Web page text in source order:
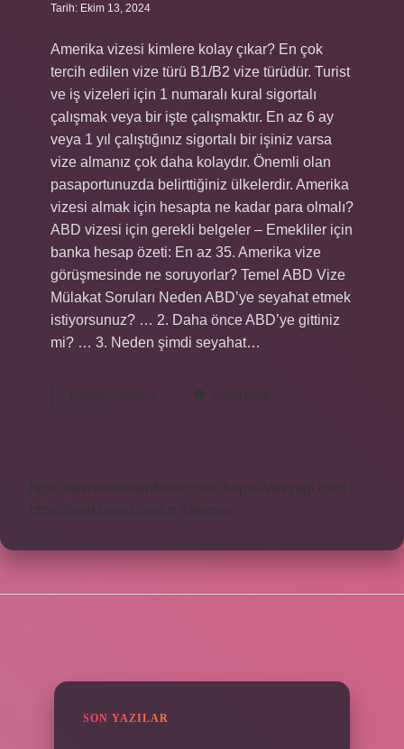
Tarih: Ekim 13, 2024
Amerika vizesi kimlere kolay çıkar? En çok
tercih edilen vize türü B1/B2 vize türüdür. Turist
ve iş vizeleri için 1 numaralı kural sigortalı
çalışmak veya bir işte çalışmaktır. En az 6 ay
veya 1 yıl çalıştığınız sigortalı bir işiniz varsa
vize almanız çok daha kolaydır. Önemli olan
pasaportunuzda belirttiğiniz ülkelerdir. Amerika
vizesi almak için hesapta ne kadar para olmalı?
ABD vizesi için gerekli belgeler – Emekliler için
banka hesap özeti: En az 35. Amerika vize
görüşmesinde ne soruyorlar? Temel ABD Vize
Mülakat Soruları Neden ABD’ye seyahat etmek
istiyorsunuz? … 2. Daha önce ABD’ye gittiniz
mi? … 3. Neden şimdi seyahat…
Devamını okuyun
Vizesi
Yorum Bırak
https://www.teomanforum.com
https://vavyapi.com.tr
https://parkhayat.com.tr
Sitemap
SON YAZILAR